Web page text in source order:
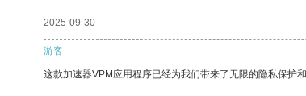
2025-09-30
游客
这款加速器VPM应用程序已经为我们带来了无限的隐私保护和